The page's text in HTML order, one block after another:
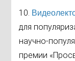
10.
для
научно-
премии